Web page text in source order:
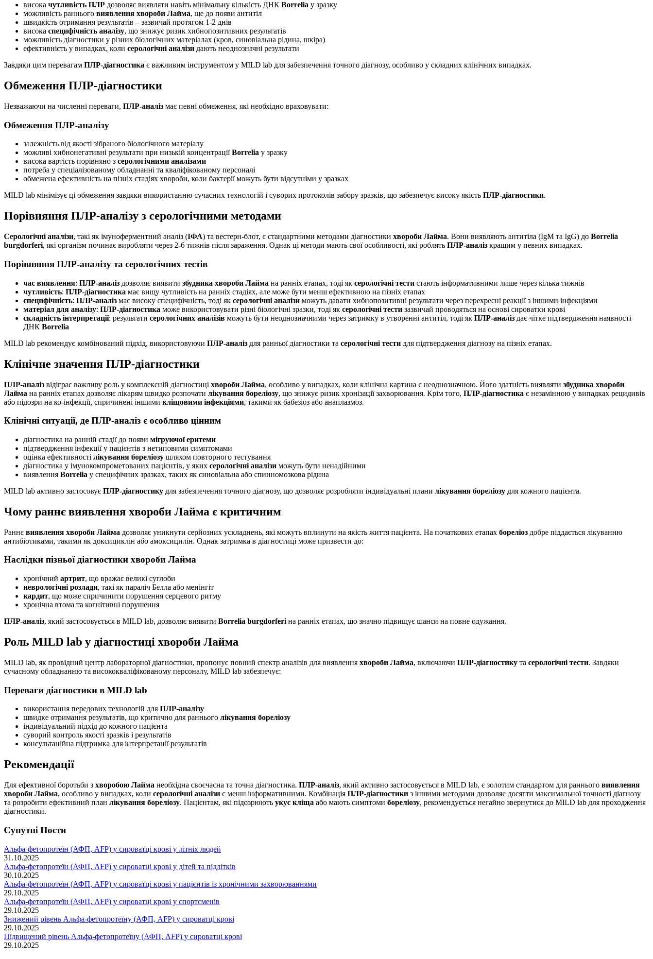
висока чутливість ПЛР дозволяє виявляти навіть мінімальну кількість ДНК Borrelia у зразку
можливість раннього виявлення хвороби Лайма, ще до появи антитіл
швидкість отримання результатів – зазвичай протягом 1-2 днів
висока специфічність аналізу, що знижує ризик хибнопозитивних результатів
можливість діагностики у різних біологічних матеріалах (кров, синовіальна рідина, шкіра)
ефективність у випадках, коли серологічні аналізи дають неоднозначні результати
Завдяки цим перевагам ПЛР-діагностика є важливим інструментом у MILD lab для забезпечення точного діагнозу, особливо у складних клінічних випадках.
Обмеження ПЛР-діагностики
Незважаючи на численні переваги, ПЛР-аналіз має певні обмеження, які необхідно враховувати:
Обмеження ПЛР-аналізу
залежність від якості зібраного біологічного матеріалу
можливі хибнонегативні результати при низькій концентраціїBorrelia у зразку
висока вартість порівняно з серологічними аналізами
потреба у спеціалізованому обладнанні та кваліфікованому персоналі
обмежена ефективність на пізніх стадіях хвороби, коли бактерії можуть бути відсутніми у зразках
MILD lab мінімізує ці обмеження завдяки використанню сучасних технологій і суворих протоколів забору зразків, що забезпечує високу якість ПЛР-діагностики.
Порівняння ПЛР-аналізу з серологічними методами
Серологічні аналізи, такі як імуноферментний аналіз (ІФА) та вестерн-блот, є стандартними методами діагностики хвороби Лайма. Вони виявляють антитіла (IgM та IgG) до Borrelia
burgdorferi, які організм починає виробляти через 2-6 тижнів після зараження. Однак ці методи мають свої особливості, які роблять ПЛР-аналіз кращим у певних випадках.
Порівняння ПЛР-аналізу та серологічних тестів
час виявлення: ПЛР-аналіз дозволяє виявити збудника хвороби Лайма на ранніх етапах, тоді як серологічні тести стають інформативними лише через кілька тижнів
чутливість: ПЛР-діагностика має вищу чутливість на ранніх стадіях, але може бути менш ефективною на пізніх етапах
специфічність: ПЛР-аналіз має високу специфічність, тоді як серологічні аналізи можуть давати хибнопозитивні результати через перехресні реакції з іншими інфекціями
матеріал для аналізу: ПЛР-діагностика може використовувати різні біологічні зразки, тоді як серологічні тести зазвичай проводяться на основі сироватки крові
складність інтерпретації: результати серологічних аналізів можуть бути неоднозначними через затримку в утворенні антитіл, тоді як ПЛР-аналіз дає чітке підтвердження наявності
ДНК Borrelia
MILD lab рекомендує комбінований підхід, використовуючи ПЛР-аналіз для ранньої діагностики та серологічні тести для підтвердження діагнозу на пізніх етапах.
Клінічне значення ПЛР-діагностики
ПЛР-аналіз відіграє важливу роль у комплексній діагностиці хвороби Лайма, особливо у випадках, коли клінічна картина є неоднозначною. Його здатність виявляти збудника хвороби
Лайма на ранніх етапах дозволяє лікарям швидко розпочати лікування бореліозу, що знижує ризик хронізації захворювання. Крім того, ПЛР-діагностика є незамінною у випадках рецидивів
або підозри на ко-інфекції, спричинені іншими кліщовими інфекціями, такими як бабезіоз або анаплазмоз.
Клінічні ситуації, де ПЛР-аналіз є особливо цінним
діагностика на ранній стадії до появи мігруючої еритеми
підтвердження інфекції у пацієнтів з нетиповими симптомами
оцінка ефективності лікування бореліозу шляхом повторного тестування
діагностика у імунокомпрометованих пацієнтів, у яких серологічні аналізи можуть бути ненадійними
виявлення Borrelia у специфічних зразках, таких як синовіальна або спинномозкова рідина
MILD lab активно застосовує ПЛР-діагностику для забезпечення точного діагнозу, що дозволяє розробляти індивідуальні плани лікування бореліозу для кожного пацієнта.
Чому раннє виявлення хвороби Лайма є критичним
Раннє виявлення хвороби Лайма дозволяє уникнути серйозних ускладнень, які можуть вплинути на якість життя пацієнта. На початкових етапах бореліоз добре піддається лікуванню
антибіотиками, такими як доксициклін або амоксицилін. Однак затримка в діагностиці може призвести до:
Наслідки пізньої діагностики хвороби Лайма
хронічний артрит, що вражає великі суглоби
неврологічні розлади, такі як параліч Белла або менінгіт
кардит, що може спричинити порушення серцевого ритму
хронічна втома та когнітивні порушення
ПЛР-аналіз, який застосовується в MILD lab, дозволяє виявити Borrelia burgdorferi на ранніх етапах, що значно підвищує шанси на повне одужання.
Роль MILD lab у діагностиці хвороби Лайма
MILD lab, як провідний центр лабораторної діагностики, пропонує повний спектр аналізів для виявлення хвороби Лайма, включаючи ПЛР-діагностику та серологічні тести. Завдяки
сучасному обладнанню та висококваліфікованому персоналу, MILD lab забезпечує:
Переваги діагностики в MILD lab
використання передових технологій для ПЛР-аналізу
швидке отримання результатів, що критично для раннього лікування бореліозу
індивідуальний підхід до кожного пацієнта
суворий контроль якості зразків і результатів
консультаційна підтримка для інтерпретації результатів
Рекомендації
Для ефективної боротьби з хворобою Лайма необхідна своєчасна та точна діагностика. ПЛР-аналіз, який активно застосовується в MILD lab, є золотим стандартом для раннього виявлення
хвороби Лайма, особливо у випадках, коли серологічні аналізи є менш інформативними. Комбінація ПЛР-діагностики з іншими методами дозволяє досягти максимальної точності діагнозу
та розробити ефективний план лікування бореліозу. Пацієнтам, які підозрюють укус кліща або мають симптоми бореліозу, рекомендується негайно звернутися до MILD lab для проходження
діагностики.
Супутні Поcти
Альфа-фетопротеїн (АФП, AFP) у сироватці крові у літніх людей
31.10.2025
Альфа-фетопротеїн (АФП, AFP) у сироватці крові у дітей та підлітків
30.10.2025
Альфа-фетопротеїн (АФП, AFP) у сироватці крові у пацієнтів із хронічними захворюваннями
29.10.2025
Альфа-фетопротеїн (АФП, AFP) у сироватці крові у спортсменів
29.10.2025
Знижений рівень Альфа-фетопротеїну (АФП, AFP) у сироватці крові
29.10.2025
Підвищений рівень Альфа-фетопротеїну (АФП, AFP) у сироватці крові
29.10.2025